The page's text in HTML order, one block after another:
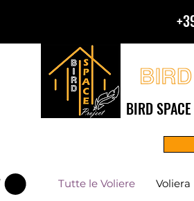
BIRD
Tutte le Voliere